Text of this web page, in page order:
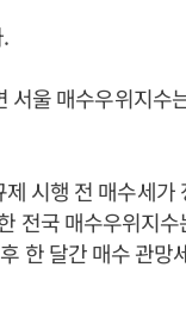
서울 매수우위지수
시행 전 매수세가
전국 매수우위지수
한 달간 매수 관망